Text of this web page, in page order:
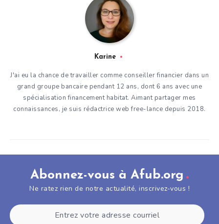
Karine
J'ai eu la chance de travailler comme conseiller financier dans un
grand groupe bancaire pendant 12 ans, dont 6 ans avec une
spécialisation financement habitat. Aimant partager mes
connaissances, je suis rédactrice web free-lance depuis 2018.
Abonnez-vous à Afub.org
Ne ratez rien de notre actualité, inscrivez-vous !